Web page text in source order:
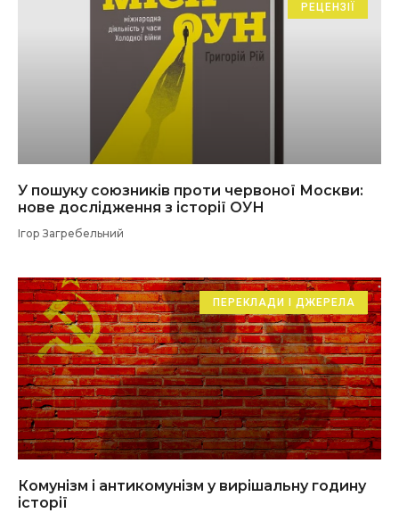
РЕЦЕНЗІЇ
У пошуку союзників проти червоної Москви:
нове дослідження з історії ОУН
Ігор Загребельний
ПЕРЕКЛАДИ І ДЖЕРЕЛА
Комунізм і антикомунізм у вирішальну годину
історії